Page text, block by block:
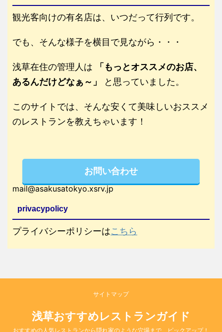
観光客向けの有名店は、いつだって行列です。
でも、そんな様子を横目で見ながら・・・
浅草在住の管理人は
「もっとオススメのお店、
あるんだけどなぁ～」
と思っていました。
このサイトでは、そんな安くて美味しいおススメ
のレストランを教えちゃいます！
お問い合わせ
mail@asakusatokyo.xsrv.jp
privacypolicy
プライバシーポリシーはこちら
サイトマップ
浅草おすすめレストランガイド
おすすめの人気レストランから隠れ家のような穴場まで、ピックアップ！